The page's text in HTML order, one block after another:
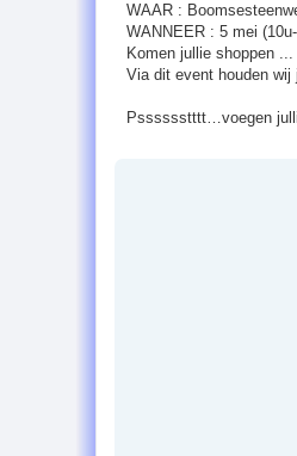
WAAR :
WANNEER : 5 mei
Komen jullie shoppen
Via dit event houden
Psssssstttt…voegen